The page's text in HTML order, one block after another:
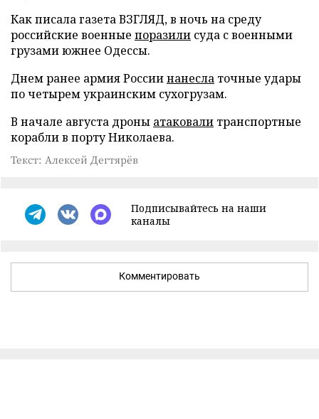
Как писала газета ВЗГЛЯД, в ночь на среду
российские военные поразили суда с военными
грузами южнее Одессы.
Днем ранее армия Россиинанесла точные удары
по четырем украинским сухогрузам.
В начале августа дроны атаковали транспортные
корабли в порту Николаева.
Текст: Алексей Дегтярёв
Подписывайтесь на наши
каналы
Комментировать